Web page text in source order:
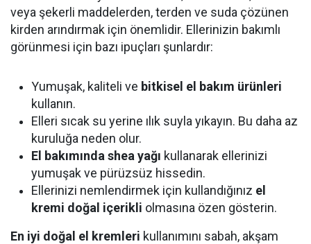
veya şekerli maddelerden, terden ve suda çözünen
kirden arındırmak için önemlidir. Ellerinizin bakımlı
görünmesi için bazı ipuçları şunlardır:
Yumuşak, kaliteli ve bitkisel el bakım ürünleri
kullanın.
Elleri sıcak su yerine ılık suyla yıkayın. Bu daha az
kuruluğa neden olur.
El bakımında shea yağı kullanarak ellerinizi
yumuşak ve pürüzsüz hissedin.
Ellerinizi nemlendirmek için kullandığınız el
kremi doğal içerikli olmasına özen gösterin.
En iyi doğal el kremleri kullanımını sabah, akşam